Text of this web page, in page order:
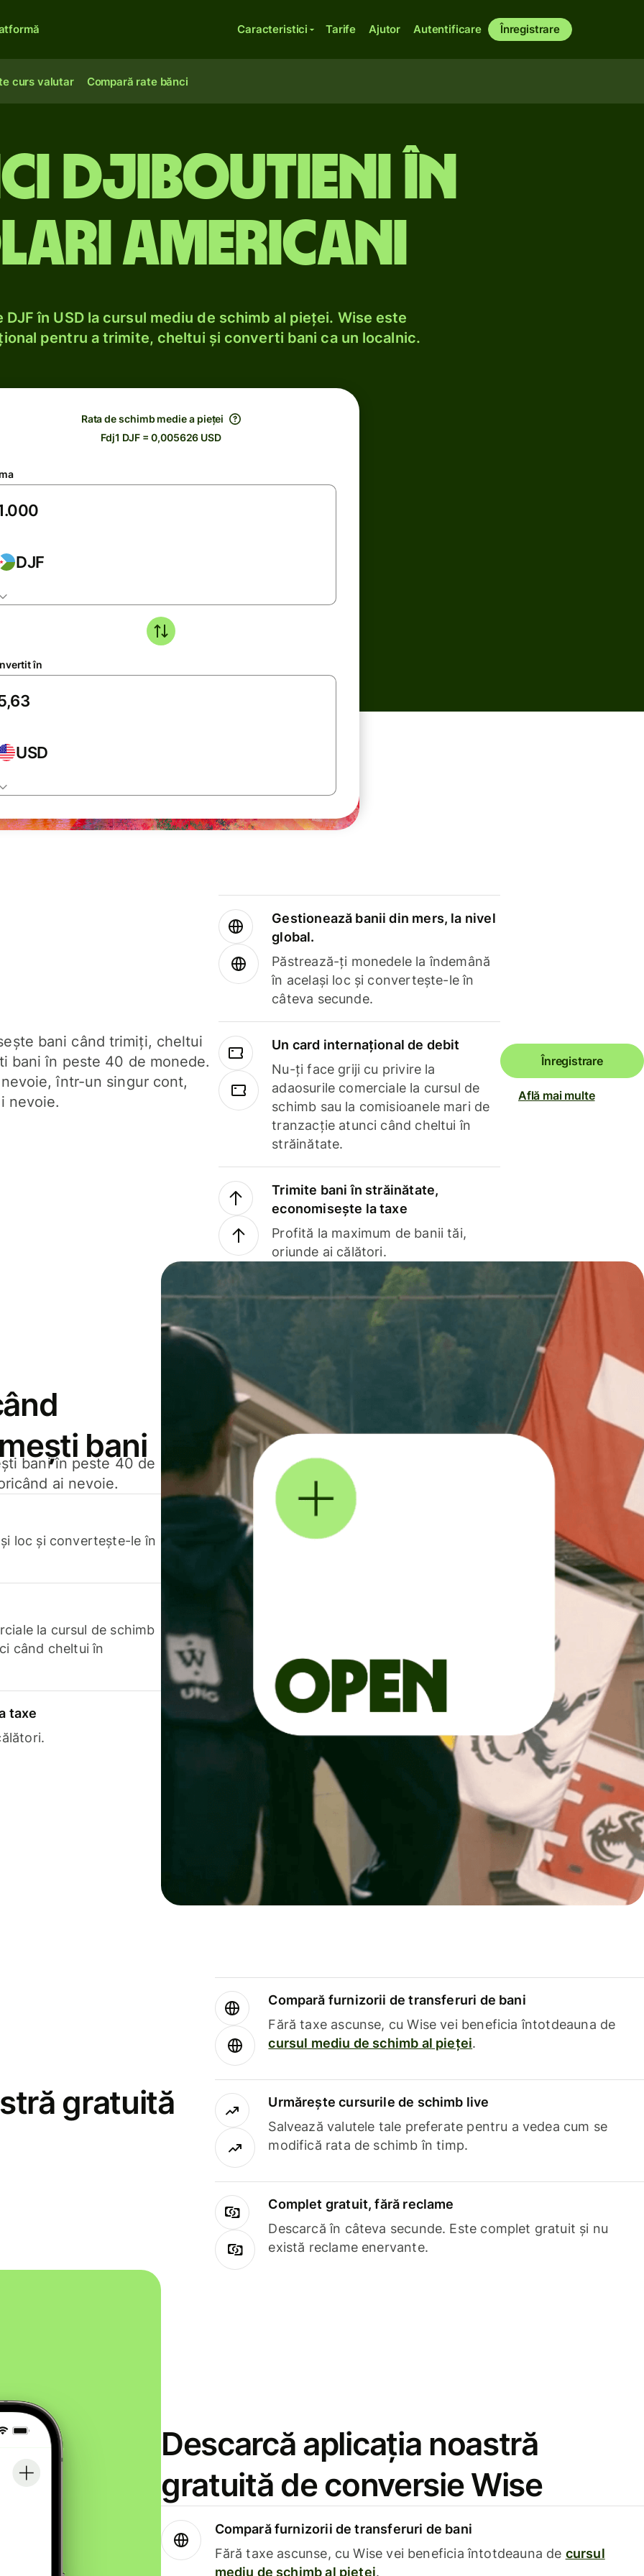
Caracteristici Tarife Ajutor Autentificare Înregistrare
curs valutar Compară rate bănci
djiboutieni în
americani
în USD la cursul mediu de schimb al pieței. Wise este
pentru a trimite, cheltui și converti bani ca un localnic.
Rata de schimb medie a pieței
Fdj1 DJF = 0,005626 USD
DJF
în
USD
bani când trimiți, cheltui
bani în peste 40 de monede.
într-un singur cont,
nevoie.
Gestionează banii din mers, la nivel
global.
Păstrează-ți monedele la îndemână
în același loc și convertește-le în
câteva secunde.
Un card internațional de debit
Nu-ți face griji cu privire la
adaosurile comerciale la cursul de
schimb sau la comisioanele mari de
tranzacție atunci când cheltui în
străinătate.
Trimite bani în străinătate,
economisește la taxe
Profită la maximum de banii tăi,
oriunde ai călători.
Înregistrare
Află mai multe
bani
bani în peste 40 de
ai nevoie.
loc și convertește-le în
la cursul de schimb
când cheltui în
taxe
gratuită
Compară furnizorii de transferuri de bani
Fără taxe ascunse, cu Wise vei beneficia întotdeauna de
cursul mediu de schimb al pieței.
Urmărește cursurile de schimb live
Salvează valutele tale preferate pentru a vedea cum se
modifică rata de schimb în timp.
Complet gratuit, fără reclame
Descarcă în câteva secunde. Este complet gratuit și nu
există reclame enervante.
Descarcă aplicația noastră
gratuită de conversie Wise
Compară furnizorii de transferuri de bani
Fără taxe ascunse, cu Wise vei beneficia întotdeauna de cursul
mediu de schimb al pieței.